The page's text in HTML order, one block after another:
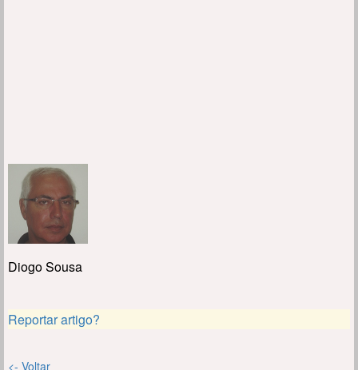
Diogo Sousa
Reportar artigo?
<- Voltar